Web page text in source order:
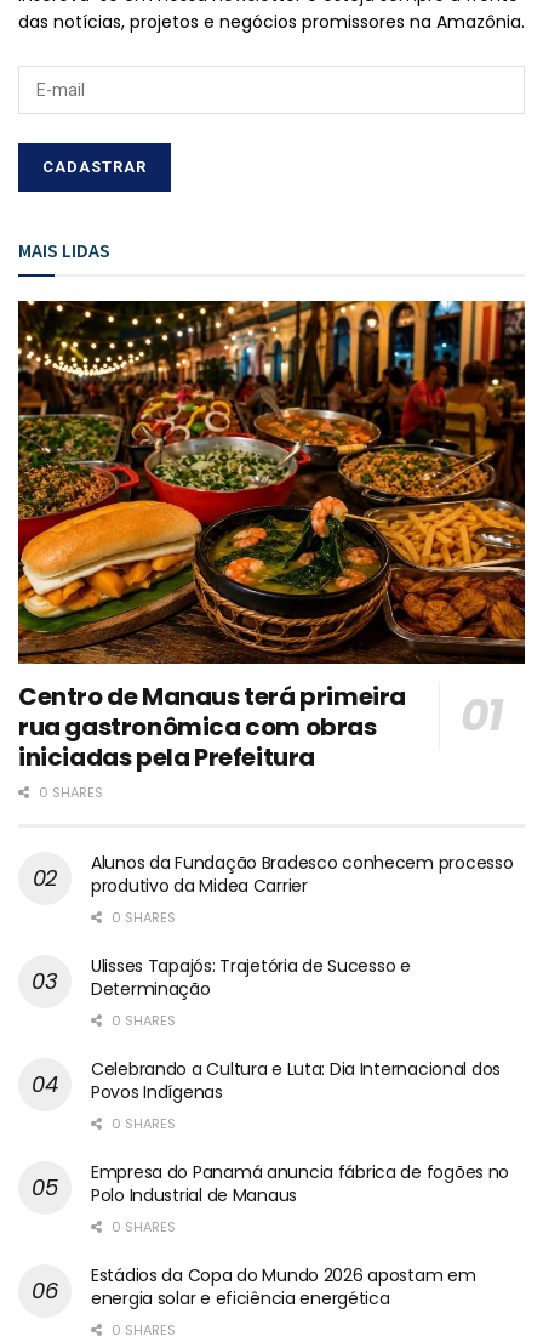
das notícias, projetos e negócios promissores na Amazônia.
MAIS LIDAS
Centro de Manaus terá primeira
rua gastronômica com obras
iniciadas pela Prefeitura
0 SHARES
Alunos da Fundação Bradesco conhecem processo
produtivo da Midea Carrier
0 SHARES
Ulisses Tapajós: Trajetória de Sucesso e
Determinação
0 SHARES
Celebrando a Cultura e Luta: Dia Internacional dos
Povos Indígenas
0 SHARES
Empresa do Panamá anuncia fábrica de fogões no
Polo Industrial de Manaus
0 SHARES
Estádios da Copa do Mundo 2026 apostam em
energia solar e eficiência energética
0 SHARES